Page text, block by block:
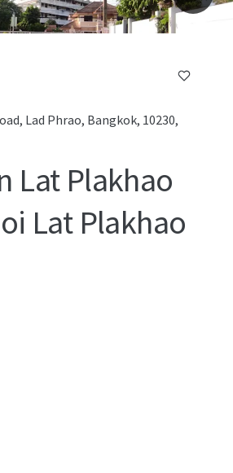
Lad Phrao, Bangkok, 10230,
Lat Plakhao
Lat Plakhao